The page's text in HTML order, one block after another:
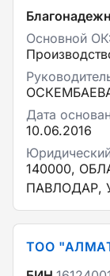
Основной
Дата
10.06.2016
140000,
ПАВЛОДАР,
ТОО